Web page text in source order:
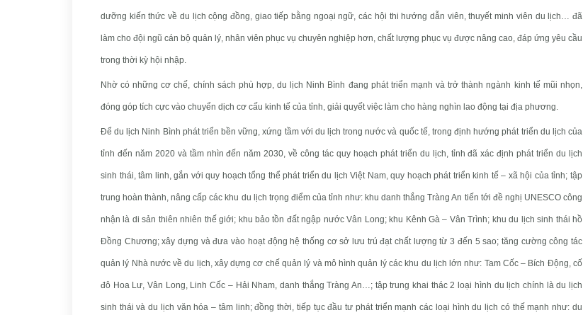
dưỡng kiến thức về du lịch cộng đồng, giao tiếp bằng ngoại ngữ, các hội thi hướng dẫn viên, thuyết minh viên du lịch… đã
làm cho đội ngũ cán bộ quản lý, nhân viên phục vụ chuyên nghiệp hơn, chất lượng phục vụ được nâng cao, đáp ứng yêu cầu
trong thời kỳ hội nhập.
Nhờ có những cơ chế, chính sách phù hợp, du lịch Ninh Bình đang phát triển mạnh và trở thành ngành kinh tế mũi nhọn,
đóng góp tích cực vào chuyển dịch cơ cấu kinh tế của tỉnh, giải quyết việc làm cho hàng nghìn lao động tại địa phương.
Để du lịch Ninh Bình phát triển bền vững, xứng tầm với du lịch trong nước và quốc tế, trong định hướng phát triển du lịch của
tỉnh đến năm 2020 và tầm nhìn đến năm 2030, về công tác quy hoạch phát triển du lịch, tỉnh đã xác định phát triển du lịch
sinh thái, tâm linh, gắn với quy hoạch tổng thể phát triển du lịch Việt Nam, quy hoạch phát triển kinh tế – xã hội của tỉnh; tập
trung hoàn thành, nâng cấp các khu du lịch trọng điểm của tỉnh như: khu danh thắng Tràng An tiến tới đề nghị UNESCO công
nhận là di sản thiên nhiên thế giới; khu bảo tồn đất ngập nước Vân Long; khu Kênh Gà – Vân Trình; khu du lịch sinh thái hồ
Đồng Chương; xây dựng và đưa vào hoạt động hệ thống cơ sở lưu trú đạt chất lượng từ 3 đến 5 sao; tăng cường công tác
quản lý Nhà nước về du lịch, xây dựng cơ chế quản lý và mô hình quản lý các khu du lịch lớn như: Tam Cốc – Bích Động, cố
đô Hoa Lư, Vân Long, Linh Cốc – Hải Nham, danh thắng Tràng An…; tập trung khai thác 2 loại hình du lịch chính là du lịch
sinh thái và du lịch văn hóa – tâm linh; đồng thời, tiếp tục đầu tư phát triển mạnh các loại hình du lịch có thế mạnh như: du